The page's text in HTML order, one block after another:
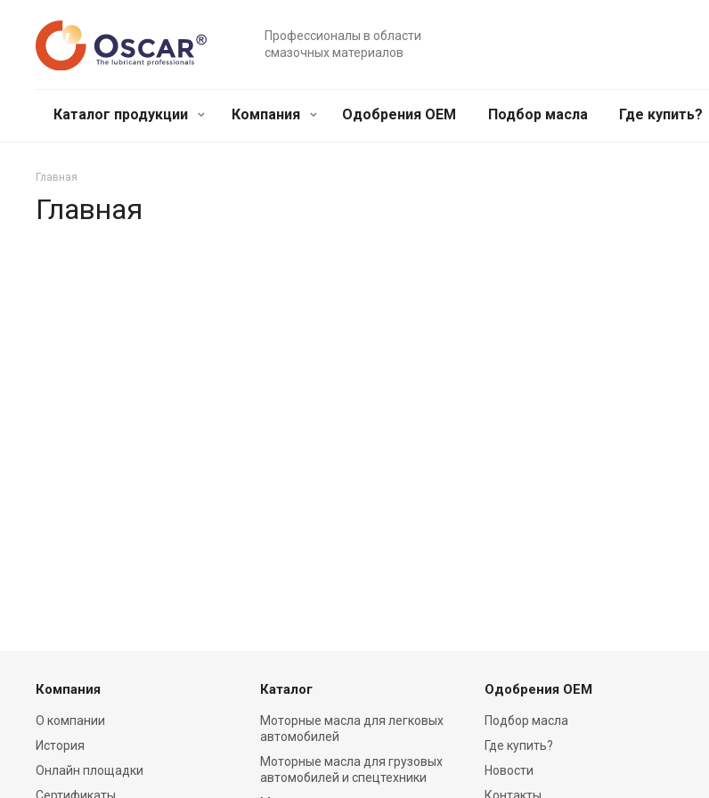
Профессионалы в области
смазочных материалов
Каталог продукции Компания Одобрения OEM Подбор масла Где купить?
Главная
Главная
Компания
О компании
История
Онлайн площадки
Каталог
Моторные масла для легковых
автомобилей
Моторные масла для грузовых
автомобилей и спецтехники
Одобрения OEM
Подбор масла
Где купить?
Новости